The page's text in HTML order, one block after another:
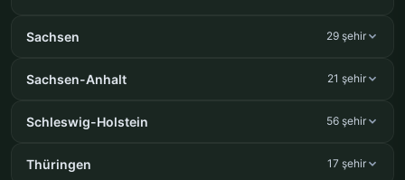
Sachsen 29 şehir
Sachsen-Anhalt 21 şehir
Schleswig-Holstein 56 şehir
Thüringen 17 şehir